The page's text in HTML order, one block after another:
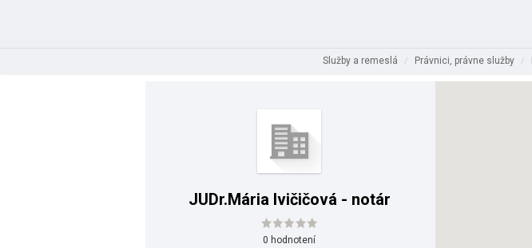
Služby a remeslá / Právnici, právne služby /
JUDr.Mária Ivičičová - notár
0 hodnotení